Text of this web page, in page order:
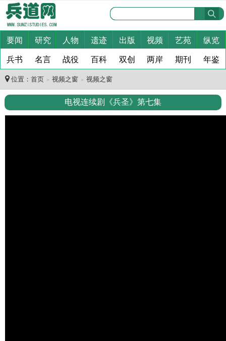
要闻 研究 人物 遗迹 出版 视频 艺苑 纵览
兵书 名言 战役 百科 双创 两岸 期刊 年鉴
位置： 首页 ＞ 视频之窗 ＞ 视频之窗
电视连续剧《兵圣》第七集